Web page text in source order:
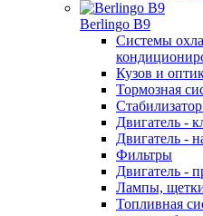
Berlingo B9
Системы
Кузов и
Тормозная
Двигатель -
Двигатель -
Фильтры
Двигатель -
Лампы,
Топливная